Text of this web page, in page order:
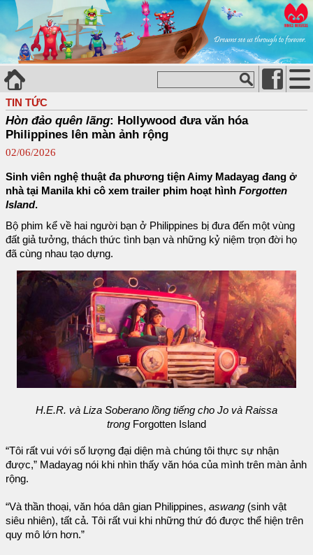
TIN TỨC
Hòn đảo quên lãng: Hollywood đưa văn hóa
Philippines lên màn ảnh rộng
02/06/2026
Sinh viên nghệ thuật đa phương tiện Aimy Madayag đang ở
nhà tại Manila khi cô xem trailer phim hoạt hình Forgotten
Island.
Bộ phim kể về hai người bạn ở Philippines bị đưa đến một vùng
đất giả tưởng, thách thức tình bạn và những kỷ niệm trọn đời họ
đã cùng nhau tạo dựng.
H.E.R. và Liza Soberano lồng tiếng cho Jo và Raissa
trong Forgotten Island
“Tôi rất vui với số lượng đại diện mà chúng tôi thực sự nhận
được,” Madayag nói khi nhìn thấy văn hóa của mình trên màn ảnh
rộng.
“Và thần thoại, văn hóa dân gian Philippines, aswang (sinh vật
siêu nhiên), tất cả. Tôi rất vui khi những thứ đó được thể hiện trên
quy mô lớn hơn.”